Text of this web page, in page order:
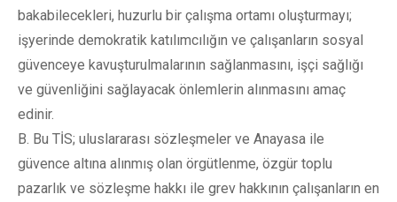
bakabilecekleri, huzurlu bir çalışma ortamı oluşturmayı;
işyerinde demokratik katılımcılığın ve çalışanların sosyal
güvenceye kavuşturulmalarının sağlanmasını, işçi sağlığı
ve güvenliğini sağlayacak önlemlerin alınmasını amaç
edinir.
B. Bu TİS; uluslararası sözleşmeler ve Anayasa ile
güvence altına alınmış olan örgütlenme, özgür toplu
pazarlık ve sözleşme hakkı ile grev hakkının çalışanların en